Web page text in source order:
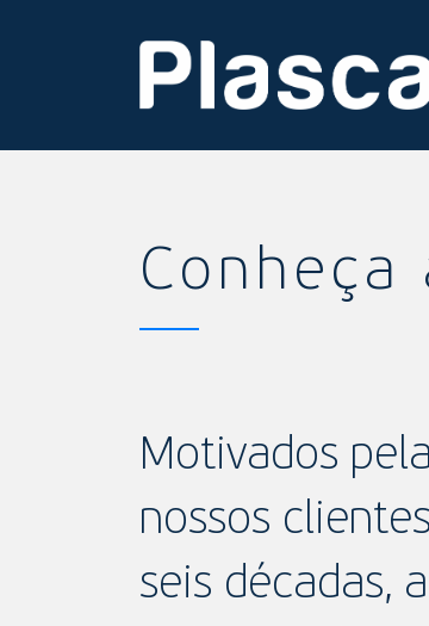
Conheça
Motivados
nossos
seis décadas,